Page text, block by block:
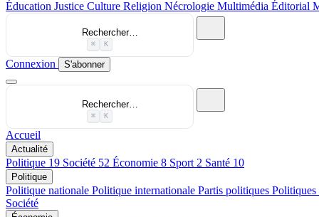
Éducation Justice Culture Religion Nécrologie Multimédia Éditorial
Rechercher…
⌘ K
Connexion S'abonner
Rechercher…
⌘ K
Accueil
Actualité
Politique 19 Société 52 Économie 8 Sport 2 Santé 10
Politique
Politique nationale Politique internationale Partis politiques Politiques
Société